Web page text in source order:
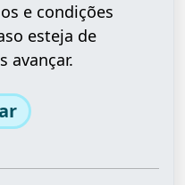
e condições
esteja de
avançar.